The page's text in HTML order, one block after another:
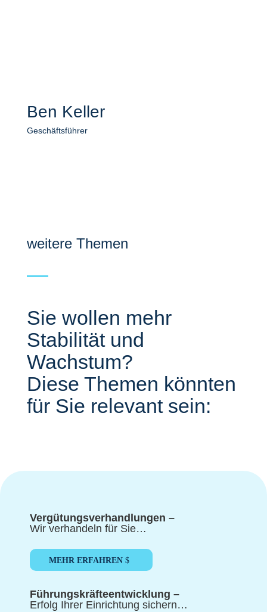
Ben Keller
Geschäftsführer
weitere Themen
Sie wollen mehr
Stabilität und
Wachstum?
Diese Themen könnten
für Sie relevant sein:
Vergütungsverhandlungen –
Wir verhandeln für Sie…
MEHR ERFAHREN
Führungskräfteentwicklung –
Erfolg Ihrer Einrichtung sichern…